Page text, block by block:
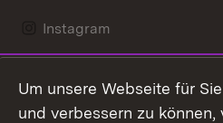
Instagram
Mastodon
Um unsere Webseite für
und verbessern zu